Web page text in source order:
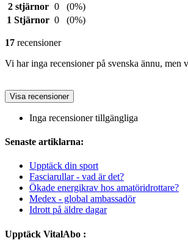
2 stjärnor 0
(0%)
1 Stjärnor 0 (0%)
17 recensioner
Vi har inga recensioner på svenska ännu,
Visa recensioner
Inga recensioner tillgängliga
Senaste artiklarna:
Upptäck din sport
Fasciarullar - vad är det?
Ökade energikrav hos amatöridrottare?
Medex - global ambassadör
Idrott på äldre dagar
Upptäck VitalAbo :